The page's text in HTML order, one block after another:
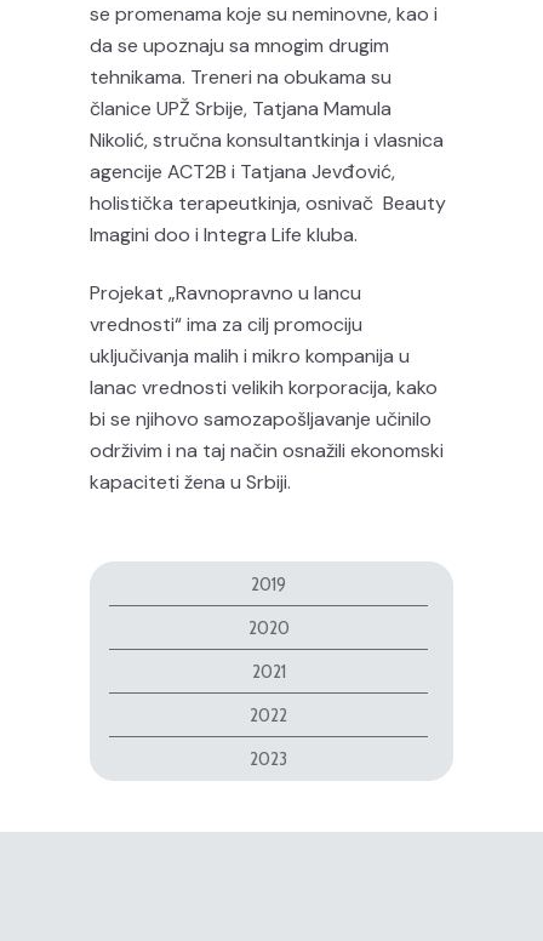
se promenama koje su neminovne, kao i
da se upoznaju sa mnogim drugim
tehnikama. Treneri na obukama su
članice UPŽ Srbije, Tatjana Mamula
Nikolić, stručna konsultantkinja i vlasnica
agencije ACT2B i Tatjana Jevđović,
holistička terapeutkinja, osnivač Beauty
Imagini doo i Integra Life kluba.
Projekat „Ravnopravno u lancu
vrednosti“ ima za cilj promociju
uključivanja malih i mikro kompanija u
lanac vrednosti velikih korporacija, kako
bi se njihovo samozapošljavanje učinilo
održivim i na taj način osnažili ekonomski
kapaciteti žena u Srbiji.
2019
2020
2021
2022
2023